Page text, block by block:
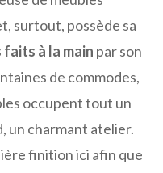
surtout, possède sa
faits à la main par son
de commodes,
occupent tout un
un charmant atelier.
finition ici afin que